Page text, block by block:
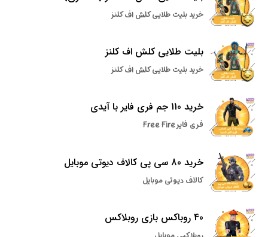
خرید بلیت طلایی کلش اف کلنز
بلیت طلایی کلش اف کلنز
خرید بلیت طلایی کلش اف کلنز
خرید 110 جم فری فایر با آیدی
فری فایر Free Fire
خرید 80 سی پی کالاف دیوتی موبایل
کالاف دیوتی موبایل
40 روباکس بازی روبلاکس